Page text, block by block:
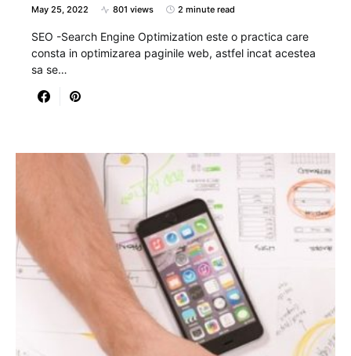
May 25, 2022 801 views 2 minute read
SEO -Search Engine Optimization este o practica care
consta in optimizarea paginile web, astfel incat acestea
sa se…